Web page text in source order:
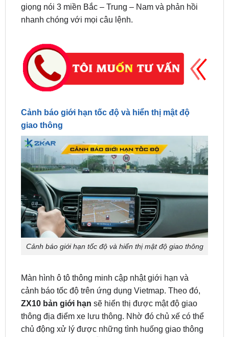
Cảnh báo giới hạn tốc độ và hiển thị mật độ
Cảnh báo giới hạn tốc độ và hiển thị mật độ giao thông
Màn hình ô tô thông minh cập nhật giới hạn và
ZX10 bản giới hạnsẽ hiển thị được mật độ giao
thông địa điểm xe lưu thông. Nhờ đó chủ xế có thể
chủ động xử lý được những tình huống giao thông
khẩn cấp một cách dễ dàng, giảm thiểu tối đa va
chạm không đáng có xảy ra.